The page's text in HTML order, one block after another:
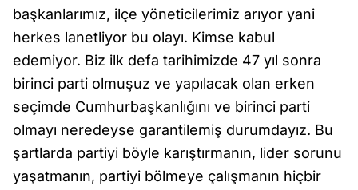
başkanlarımız, ilçe yöneticilerimiz arıyor yani
herkes lanetliyor bu olayı. Kimse kabul
edemiyor. Biz ilk defa tarihimizde 47 yıl sonra
birinci parti olmuşuz ve yapılacak olan erken
seçimde Cumhurbaşkanlığını ve birinci parti
olmayı neredeyse garantilemiş durumdayız. Bu
şartlarda partiyi böyle karıştırmanın, lider sorunu
yaşatmanın, partiyi bölmeye çalışmanın hiçbir